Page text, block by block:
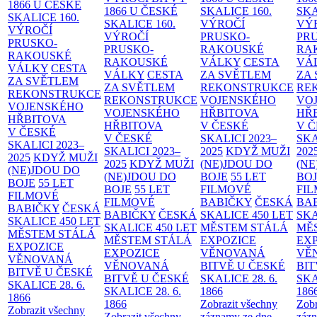
1866 U ČESKÉ
SKALICE 160.
VÝROČÍ
PRUSKO-
RAKOUSKÉ
VÁLKY CESTA
ZA SVĚTLEM
REKONSTRUKCE
VOJENSKÉHO
HŘBITOVA
V ČESKÉ
SKALICI 2023–
2025 KDYŽ MUŽI
(NE)JDOU DO
BOJE 55 LET
FILMOVÉ
BABIČKY ČESKÁ
SKALICE 450 LET
MĚSTEM STÁLÁ
EXPOZICE
VĚNOVANÁ
BITVĚ U ČESKÉ
SKALICE 28. 6.
1866
Zobrazit všechny
1866 U ČESKÉ
SKALICE 160.
VÝROČÍ
PRUSKO-
RAKOUSKÉ
VÁLKY CESTA
ZA SVĚTLEM
REKONSTRUKCE
VOJENSKÉHO
HŘBITOVA
V ČESKÉ
SKALICI 2023–
2025 KDYŽ MUŽI
(NE)JDOU DO
BOJE 55 LET
FILMOVÉ
BABIČKY ČESKÁ
SKALICE 450 LET
MĚSTEM STÁLÁ
EXPOZICE
VĚNOVANÁ
BITVĚ U ČESKÉ
SKALICE 28. 6.
1866
SKALICE 160.
VÝROČÍ
PRUSKO-
RAKOUSKÉ
VÁLKY CESTA
ZA SVĚTLEM
REKONSTRUKCE
VOJENSKÉHO
HŘBITOVA
V ČESKÉ
SKALICI 2023–
2025 KDYŽ MUŽI
(NE)JDOU DO
BOJE 55 LET
FILMOVÉ
BABIČKY ČESKÁ
SKALICE 450 LET
MĚSTEM STÁLÁ
EXPOZICE
VĚNOVANÁ
BITVĚ U ČESKÉ
SKALICE 28. 6.
1866
Zobrazit všechny
ZA
V